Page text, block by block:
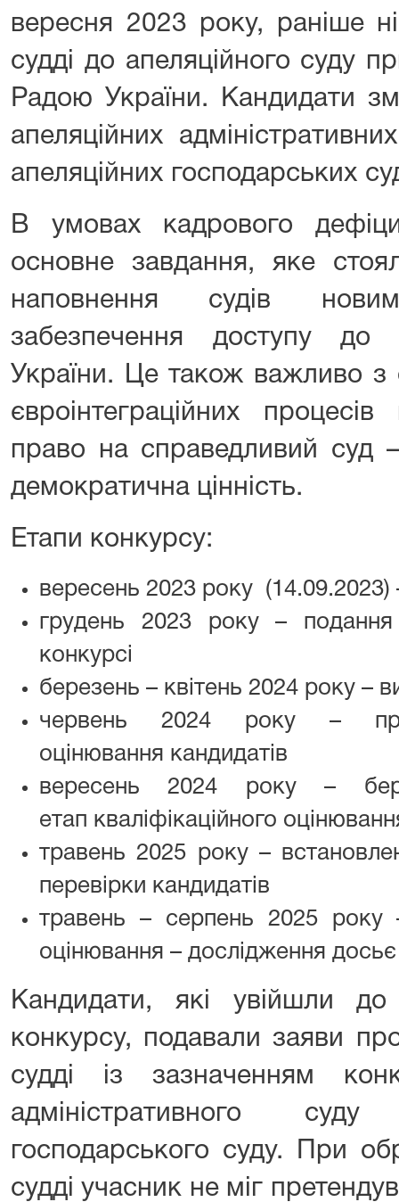
вересня 2023 року, раніше
судді до апеляційного суду
Радою України. Кандидати
апеляційних
апеляційних господарських
В умовах кадрового
основне завдання, яке
наповнення судів
забезпечення доступу до
України. Це також важливо з
євроінтеграційних
право на справедливий суд
демократична цінність.
Етапи конкурсу:
вересень 2023 року
грудень 2023 року –
конкурсі
березень – квітень 2024 року –
червень 2024 року –
оцінювання кандидатів
вересень 2024 року –
етап кваліфікаційного
травень 2025 року –
перевірки кандидатів
травень – серпень 2025 року
оцінювання – дослідження
Кандидати, які увійшли до
конкурсу, подавали заяви
судді із зазначенням
адміністративного
господарського суду. При
судді учасник не міг